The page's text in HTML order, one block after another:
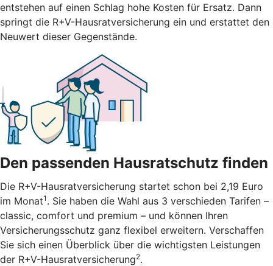
entstehen auf einen Schlag hohe Kosten für Ersatz. Dann
springt die R+V-Hausratversicherung ein und erstattet den
Neuwert dieser Gegenstände.
Den passenden Hausratschutz finden
Die R+V-Hausratversicherung startet schon bei 2,19 Euro
im Monat1 . Sie haben die Wahl aus 3 verschieden Tarifen –
classic, comfort und premium – und können Ihren
Versicherungsschutz ganz flexibel erweitern. Verschaffen
Sie sich einen Überblick über die wichtigsten Leistungen
der R+V-Hausratversicherung2.